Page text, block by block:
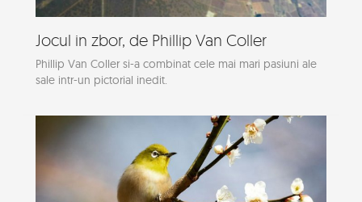
Jocul in zbor, de Phillip Van Coller
Phillip Van Coller si-a combinat cele mai mari pasiuni ale
sale intr-un pictorial inedit.